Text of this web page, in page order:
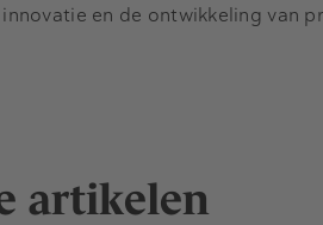
innovatie en de ontwikkeling van
artikelen